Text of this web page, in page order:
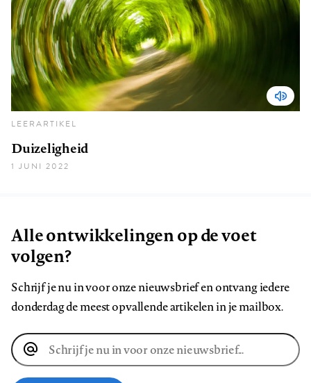
LEERARTIKEL
Duizeligheid
1 JUNI 2022
Alle ontwikkelingen op de voet
volgen?
Schrijf je nu in voor onze nieuwsbrief en ontvang iedere
donderdag de meest opvallende artikelen in je mailbox.
E-
mailadres